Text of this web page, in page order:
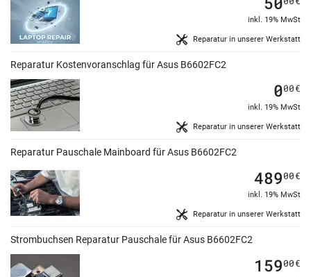
Reparatur in unserer Werkstatt
inkl. 19% MwSt
Reparatur Kostenvoranschlag für Asus B6602FC2
Reparatur in unserer Werkstatt
000€
inkl. 19% MwSt
Reparatur Pauschale Mainboard für Asus B6602FC2
Reparatur in unserer Werkstatt
48900€
inkl. 19% MwSt
Strombuchsen Reparatur Pauschale für Asus B6602FC2
15900€